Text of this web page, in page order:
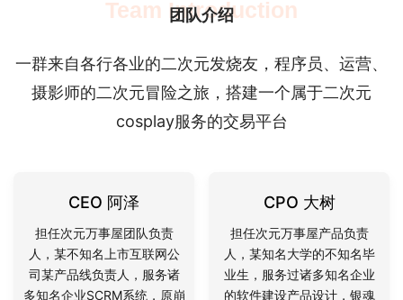
团队介绍
Team Introduction
一群来自各行各业的二次元发烧友，程序员、运营、
摄影师的二次元冒险之旅，搭建一个属于二次元
cosplay服务的交易平台
CEO 阿泽
担任次元万事屋团队负责
人，某不知名上市互联网公
司某产品线负责人，服务诸
多知名企业SCRM系统，原崩
CPO 大树
担任次元万事屋产品负责
人，某知名大学的不知名毕
业生，服务过诸多知名企业
的软件建设产品设计，银魂